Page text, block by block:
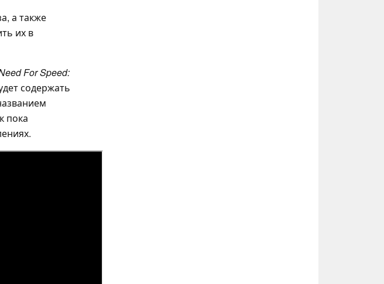
а также
их в
For Speed:
содержать
пока